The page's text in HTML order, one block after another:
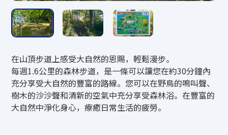
在山頂步道上感受大自然的恩賜，輕鬆漫步。
每週1.6公里的森林步道，是一條可以讓您在約30分鐘內
充分享受大自然的豐富的路線。您可以在野鳥的鳴叫聲、
樹木的沙沙聲和清新的空氣中充分享受森林浴。在豐富的
大自然中淨化身心，療癒日常生活的疲勞。
費用
國中學生以上800日元
小學生400日圓
*（山頂）滑道自動售票機（只收現金）
*3歲以下兒童不可乘坐。